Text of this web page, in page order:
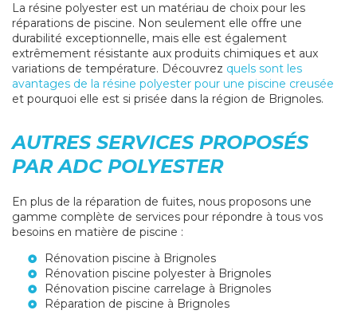
La résine polyester est un matériau de choix pour les
réparations de piscine. Non seulement elle offre une
durabilité exceptionnelle, mais elle est également
extrêmement résistante aux produits chimiques et aux
variations de température. Découvrez quels sont les
avantages de la résine polyester pour une piscine creusée
et pourquoi elle est si prisée dans la région de Brignoles.
AUTRES SERVICES PROPOSÉS
PAR ADC POLYESTER
En plus de la réparation de fuites, nous proposons une
gamme complète de services pour répondre à tous vos
besoins en matière de piscine :
Rénovation piscine à Brignoles
Rénovation piscine polyester à Brignoles
Rénovation piscine carrelage à Brignoles
Réparation de piscine à Brignoles